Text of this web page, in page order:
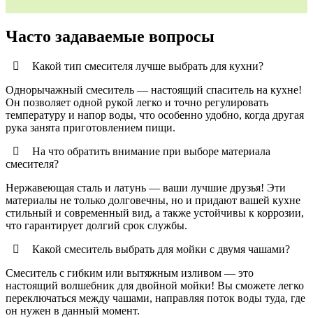
Часто задаваемые вопросы
Какой тип смесителя лучше выбрать для кухни?
Однорычажный смеситель — настоящий спаситель на кухне!
Он позволяет одной рукой легко и точно регулировать
температуру и напор воды, что особенно удобно, когда другая
рука занята приготовлением пищи.
На что обратить внимание при выборе материала
смесителя?
Нержавеющая сталь и латунь — ваши лучшие друзья! Эти
материалы не только долговечны, но и придают вашей кухне
стильный и современный вид, а также устойчивы к коррозии,
что гарантирует долгий срок службы.
Какой смеситель выбрать для мойки с двумя чашами?
Смеситель с гибким или вытяжным изливом — это
настоящий волшебник для двойной мойки! Вы сможете легко
переключаться между чашами, направляя поток воды туда, где
он нужен в данный момент.